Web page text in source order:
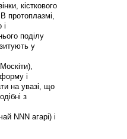
кісткового
протоплазмі,
поділу
у
і
на увазі, що
з
NNN агарі) і